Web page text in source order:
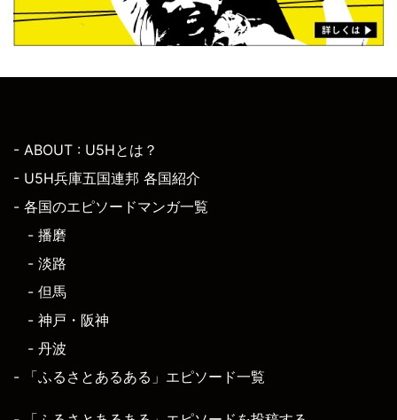
- ABOUT : U5Hとは？
- U5H兵庫五国連邦 各国紹介
- 各国のエピソードマンガ一覧
- 播磨
- 淡路
- 但馬
- 神戸・阪神
- 丹波
- 「ふるさとあるある」エピソード一覧